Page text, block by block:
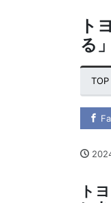
ト
る
TOP
ト